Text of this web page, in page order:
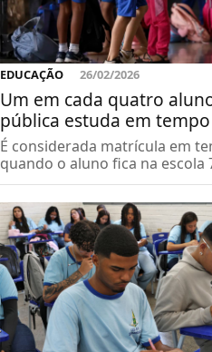
EDUCAÇÃO 26/02/2026
Um em cada quatro
pública estuda em
É considerada matrícula em
quando o aluno fica na escola